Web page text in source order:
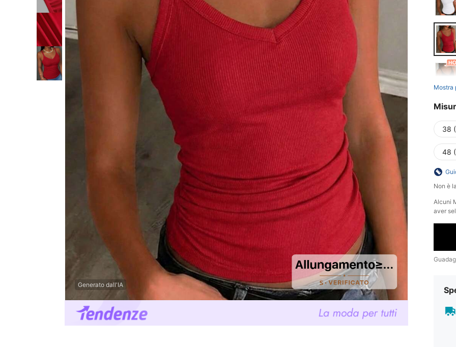
Generato dall'IA
Mostra
38
48
Non è
Alcuni
aver